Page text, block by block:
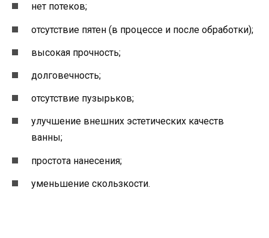
нет потеков;
отсутствие пятен (в процессе и после обработки);
высокая прочность;
долговечность;
отсутствие пузырьков;
улучшение внешних эстетических качеств
ванны;
простота нанесения;
уменьшение скользкости.